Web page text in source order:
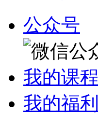
公众号
我的课程
我的福利